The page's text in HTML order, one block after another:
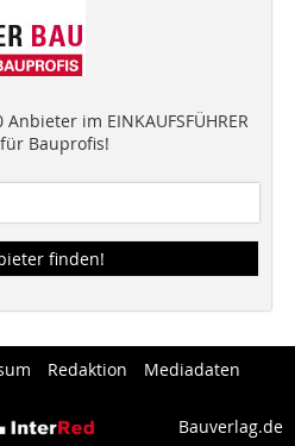
im EINKAUFSFÜHRER
Bauprofis!
finden!
Redaktion
Mediadaten
Bauverlag.de